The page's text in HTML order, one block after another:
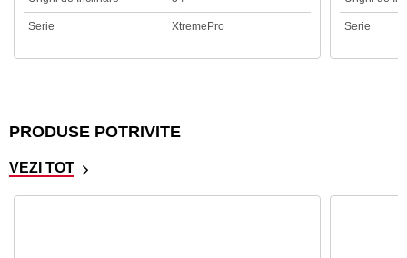
Serie XtremePro Serie
PRODUSE POTRIVITE
VEZI TOT